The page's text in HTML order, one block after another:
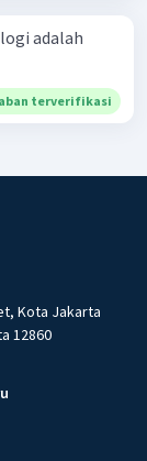
adalah
terverifikasi
Kota Jakarta
12860